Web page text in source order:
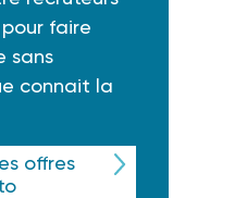
faire
sans
connait la
offres